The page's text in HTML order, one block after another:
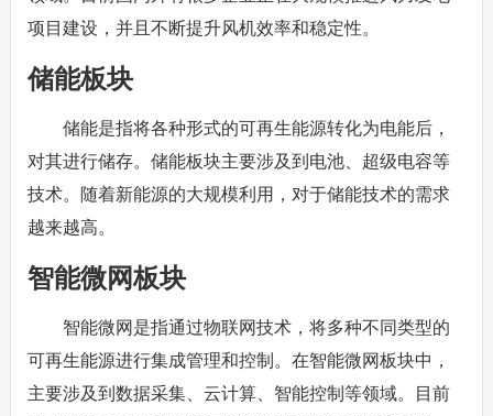
项目建设，并且不断提升风机效率和稳定性。
储能板块
储能是指将各种形式的可再生能源转化为电能后，
对其进行储存。储能板块主要涉及到电池、超级电容等
技术。随着新能源的大规模利用，对于储能技术的需求
越来越高。
智能微网板块
智能微网是指通过物联网技术，将多种不同类型的
可再生能源进行集成管理和控制。在智能微网板块中，
主要涉及到数据采集、云计算、智能控制等领域。目前